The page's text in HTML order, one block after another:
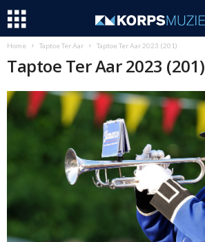
Home Taptoe Ter Aar Taptoe Ter Aar 2023 (201)
Taptoe Ter Aar 2023 (201)